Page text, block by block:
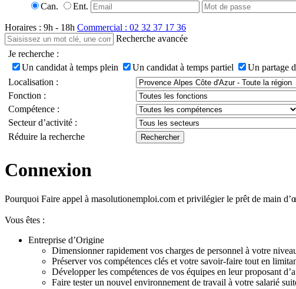
Can.
Ent.
Horaires : 9h - 18h Commercial : 02 32 37 17 36
Recherche avancée
Je recherche :
Un candidat à temps plein
Un candidat à temps partiel Un partage
Localisation :
Fonction :
Compétence :
Secteur d’activité :
Réduire la recherche
Connexion
Pourquoi Faire appel à masolutionemploi.com et privilégier le prêt de main
Vous êtes :
Entreprise d’Origine
Dimensionner rapidement vos charges de personnel à votre
Préserver vos compétences clés et votre savoir-faire tout en
Développer les compétences de vos équipes en leur proposant
Faire tester un nouvel environnement de travail à votre salarié